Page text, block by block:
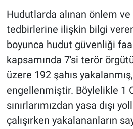
Hudutlarda alınan önlem
tedbirlerine ilişkin bilgi
boyunca hudut güvenliği
kapsamında 7'si terör
üzere 192 şahıs
engellenmiştir. Böylelikle 1
sınırlarımızdan yasa dışı
çalışırken yakalananların